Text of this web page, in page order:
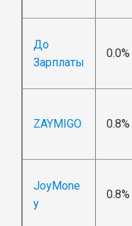
До
Зарплаты
0.0%
ZAYMIGO 0.8%
JoyMone
y
0.8%